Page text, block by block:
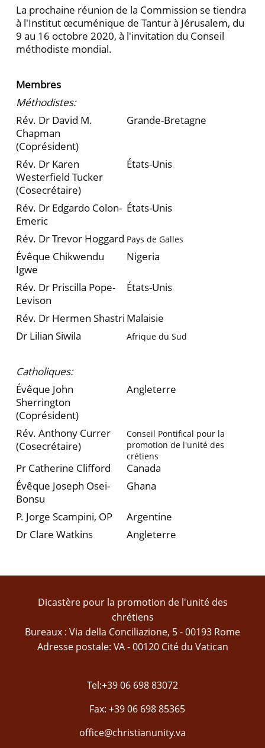
La prochaine réunion de la Commission se tiendra
à l'Institut œcuménique de Tantur à Jérusalem, du
9 au 16 octobre 2020, à l'invitation du Conseil
méthodiste mondial.
Membres
Méthodistes:
Rév. Dr David M.
Chapman
(Coprésident)
Grande-Bretagne
Rév. Dr Karen
Westerfield Tucker
(Cosecrétaire)
États-Unis
Rév. Dr Edgardo Colon-
Emeric
États-Unis
Rév. Dr Trevor Hoggard Pays de Galles
Évêque Chikwendu
Igwe
Nigeria
Rév. Dr Priscilla Pope-
Levison
États-Unis
Rév. Dr Hermen Shastri Malaisie
Dr Lilian Siwila
Afrique du Sud
Catholiques:
Évêque John
Sherrington
(Coprésident)
Angleterre
Rév. Anthony Currer
(Cosecrétaire)
Conseil Pontifical pour la
promotion de l'unité des
crétiens
Pr Catherine Clifford
Canada
Évêque Joseph Osei-
Bonsu
Ghana
P. Jorge Scampini, OP
Argentine
Dr Clare Watkins
Angleterre
Dicastère pour la promotion de l'unité des
chrétiens
Bureaux : Via della Conciliazione, 5 - 00193 Rome
Adresse postale: VA - 00120 Cité du Vatican
Tel:+39 06 698 83072
Fax: +39 06 698 85365
office@christianunity.va